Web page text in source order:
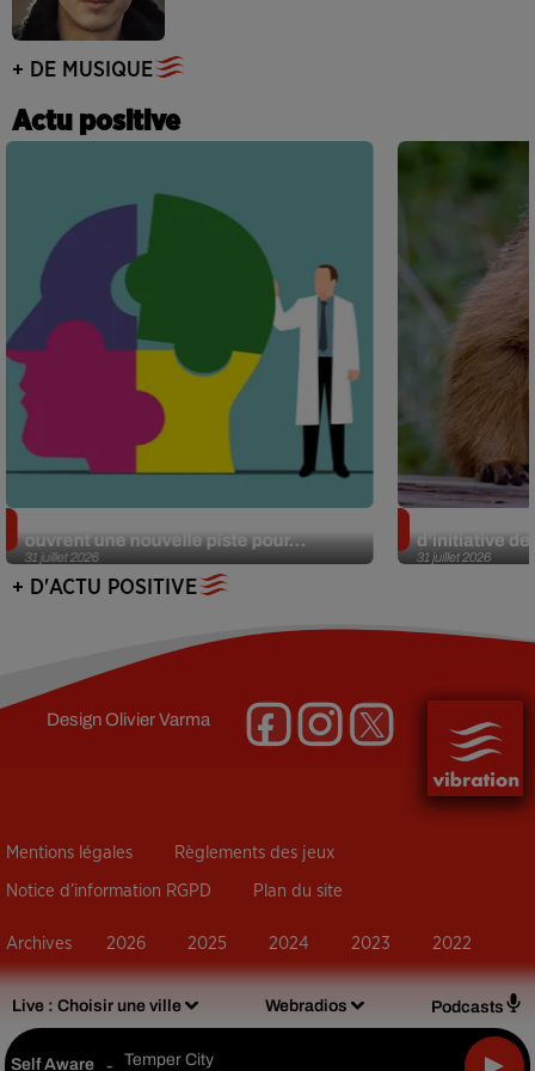
Live : Choisir une ville Webradios Podcasts
Self Aware - Temper City
+ DE MUSIQUE
Actu positive
31 juillet 2026
ouvrent une nouvelle piste pour...
31 juillet 2026
d’initiative
+ D'ACTU POSITIVE
DesignOlivier Varma
Mentions légales Règlements des jeux
Notice d’information RGPD Plan du site
Archives 2026 2025 2024 2023 2022